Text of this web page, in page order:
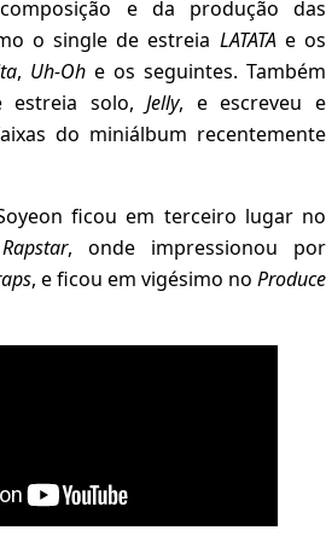
e da produção das
o single de estreia LATATAe os
, Uh-Oh e os seguintes. Também
estreia solo,Jelly, e escreveu e
do miniálbum recentemente
ficou em terceiro lugar no
, onde impressionou por
, e ficou em vigésimo no Produce